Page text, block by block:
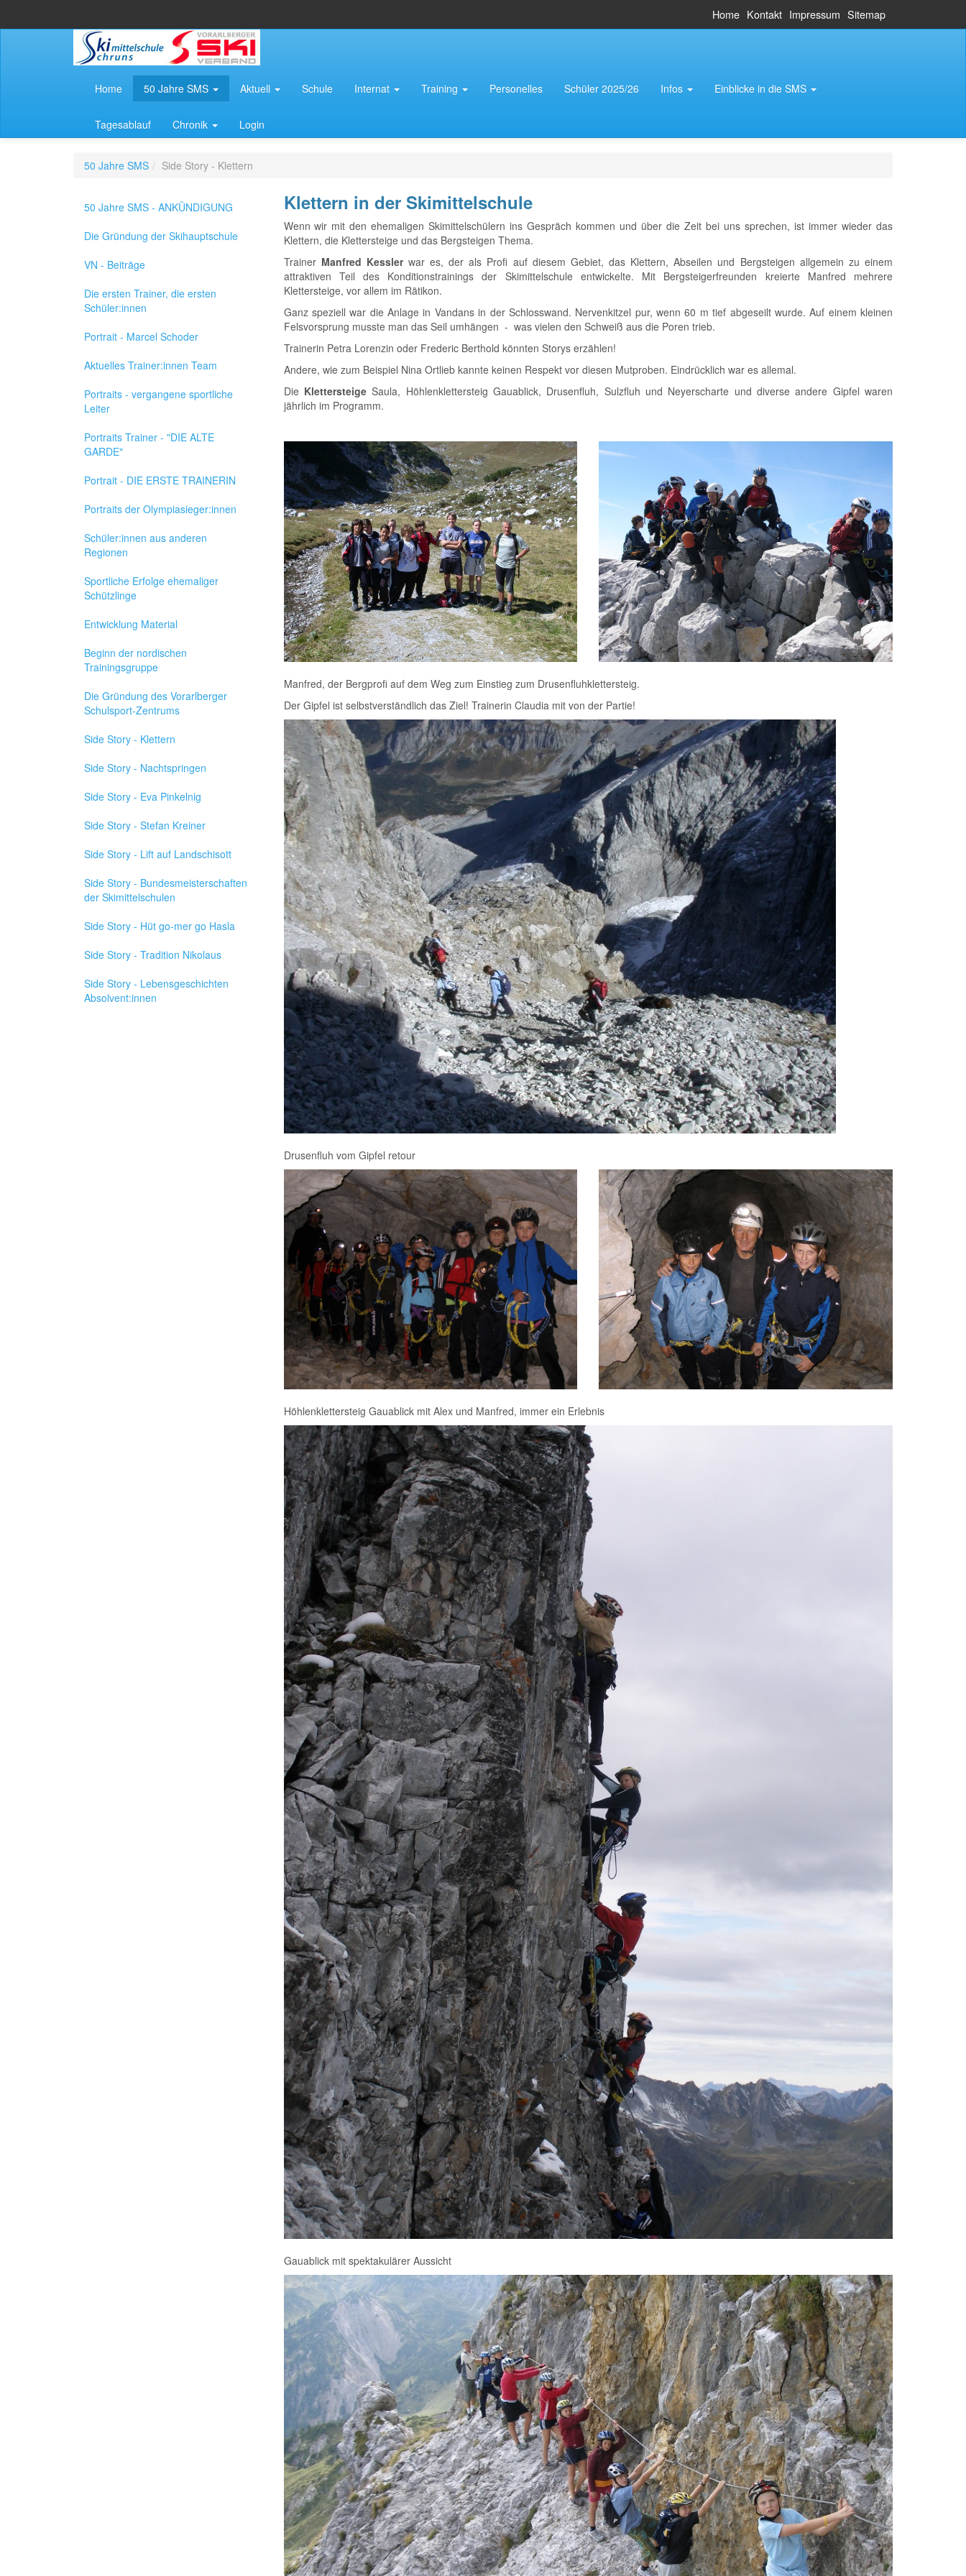
Home Kontakt Impressum Sitemap
Home 50 Jahre SMS Aktuell Schule Internat Training Personelles Schüler 2025/26 Infos Einblicke in die SMS
Tagesablauf Chronik Login
50 Jahre SMS Side Story - Klettern
50 Jahre SMS - ANKÜNDIGUNG
Die Gründung der Skihauptschule
VN - Beiträge
Die ersten Trainer, die ersten
Schüler:innen
Portrait - Marcel Schoder
Aktuelles Trainer:innen Team
Portraits - vergangene sportliche
Leiter
Portraits Trainer - "DIE ALTE
GARDE"
Portrait - DIE ERSTE TRAINERIN
Portraits der Olympiasieger:innen
Schüler:innen aus anderen
Regionen
Sportliche Erfolge ehemaliger
Schützlinge
Entwicklung Material
Beginn der nordischen
Trainingsgruppe
Die Gründung des Vorarlberger
Schulsport-Zentrums
Side Story - Klettern
Side Story - Nachtspringen
Side Story - Eva Pinkelnig
Side Story - Stefan Kreiner
Side Story - Lift auf Landschisott
Side Story - Bundesmeisterschaften
der Skimittelschulen
Side Story - Hüt go-mer go Hasla
Side Story - Tradition Nikolaus
Side Story - Lebensgeschichten
Absolvent:innen
Klettern in der Skimittelschule
Wenn wir mit den ehemaligen Skimittelschülern ins Gespräch kommen und über die Zeit bei uns sprechen, ist immer wieder das
Klettern, die Klettersteige und das Bergsteigen Thema.
Trainer Manfred Kesslerwar es, der als Profi auf diesem Gebiet, das Klettern, Abseilen und Bergsteigen allgemein zu einem
attraktiven Teil des Konditionstrainings der Skimittelschule entwickelte. Mit Bergsteigerfreunden kreierte Manfred mehrere
Klettersteige, vor allem im Rätikon.
Ganz speziell war die Anlage in Vandans in der Schlosswand. Nervenkitzel pur, wenn 60 m tief abgeseilt wurde. Auf einem kleinen
Felsvorsprung musste man das Seil umhängen - was vielen den Schweiß aus die Poren trieb.
Trainerin Petra Lorenzin oder Frederic Berthold könnten Storys erzählen!
Andere, wie zum Beispiel Nina Ortlieb kannte keinen Respekt vor diesen Mutproben. Eindrücklich war es allemal.
Die KlettersteigeSaula, Höhlenklettersteig Gauablick, Drusenfluh, Sulzfluh und Neyerscharte und diverse andere Gipfel waren
jährlich im Programm.
Manfred, der Bergprofi auf dem Weg zum Einstieg zum Drusenfluhklettersteig.
Der Gipfel ist selbstverständlich das Ziel! Trainerin Claudia mit von der Partie!
Drusenfluh vom Gipfel retour
Höhlenklettersteig Gauablick mit Alex und Manfred, immer ein Erlebnis
Gauablick mit spektakulärer Aussicht